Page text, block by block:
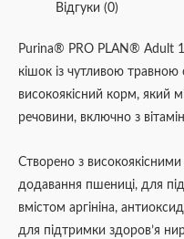
Відгуки (0)
Purina® PRO PLAN® Adult
кішок із чутливою
високоякісний корм, який
речовини, включно з
Створено з
додавання пшениці, для
вмістом аргініна,
для підтримки здоров’я